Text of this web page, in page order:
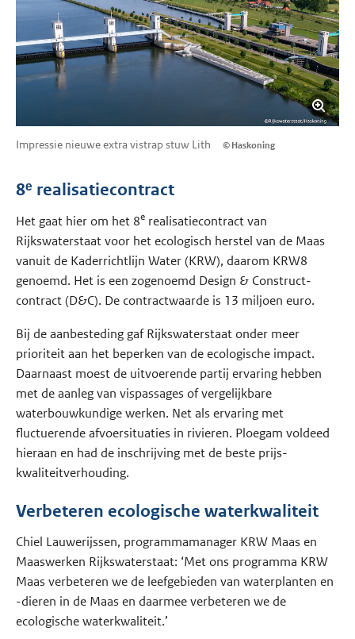
Impressie nieuwe extra vistrap stuw Lith © Haskoning
8ᵉ realisatiecontract
Het gaat hier om het 8e realisatiecontract van
Rijkswaterstaat voor het ecologisch herstel van de Maas
vanuit de Kaderrichtlijn Water (KRW), daarom KRW8
genoemd. Het is een zogenoemd Design & Construct-
contract (D&C). De contractwaarde is 13 miljoen euro.
Bij de aanbesteding gaf Rijkswaterstaat onder meer
prioriteit aan het beperken van de ecologische impact.
Daarnaast moest de uitvoerende partij ervaring hebben
met de aanleg van vispassages of vergelijkbare
waterbouwkundige werken. Net als ervaring met
fluctuerende afvoersituaties in rivieren. Ploegam voldeed
hieraan en had de inschrijving met de beste prijs-
kwaliteitverhouding.
Verbeteren ecologische waterkwaliteit
Chiel Lauwerijssen, programmamanager KRW Maas en
Maaswerken Rijkswaterstaat: ‘Met ons programma KRW
Maas verbeteren we de leefgebieden van waterplanten en
-dieren in de Maas en daarmee verbeteren we de
ecologische waterkwaliteit.’